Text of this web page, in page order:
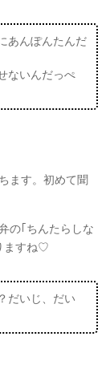
あんぽんたんだ
いんだっぺ
ます。初めて聞
の｢ちんたらしな
ますね♡
だいじ、だい